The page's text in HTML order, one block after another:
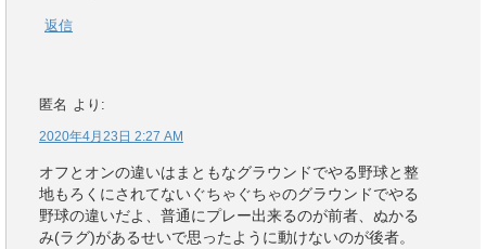
返信
匿名 より:
2020年4月23日 2:27 AM
オフとオンの違いはまともなグラウンドでやる野球と整
地もろくにされてないぐちゃぐちゃのグラウンドでやる
野球の違いだよ、普通にプレー出来るのが前者、ぬかる
み(ラグ)があるせいで思ったように動けないのが後者。